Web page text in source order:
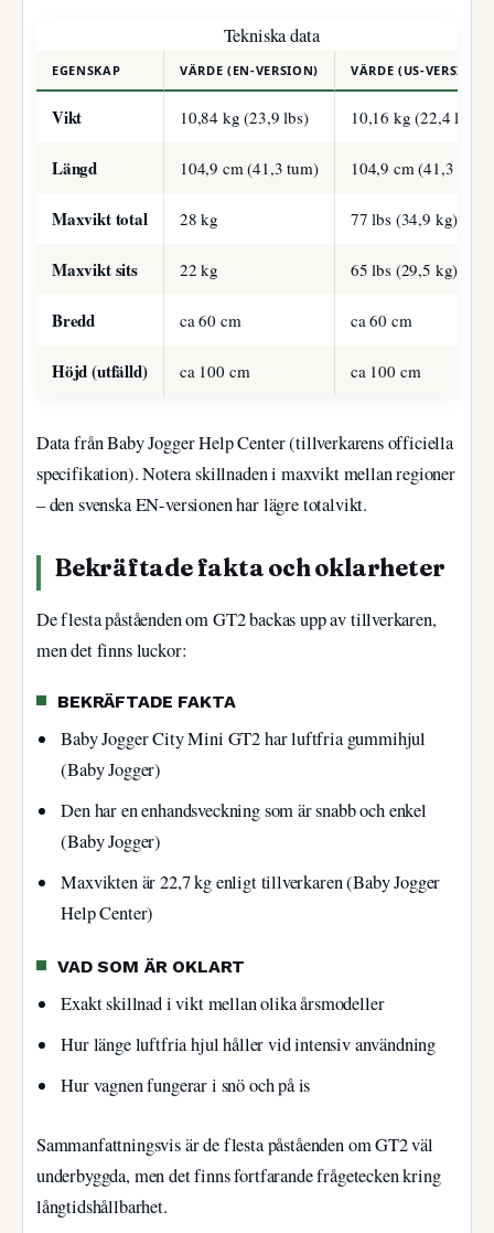
Tekniska data
EGENSKAP VÄRDE (EN-VERSION) VÄRDE (US-VERSION)
Vikt 10,84 kg (23,9 lbs) 10,16 kg (22,4 lbs)
Längd 104,9 cm (41,3 tum) 104,9 cm (41,3 tum)
Maxvikt total 28 kg 77 lbs (34,9 kg)
Maxvikt sits 22 kg 65 lbs (29,5 kg)
Bredd ca 60 cm ca 60 cm
Höjd (utfälld) ca 100 cm ca 100 cm
Data från Baby Jogger Help Center (tillverkarens officiella
specifikation). Notera skillnaden i maxvikt mellan regioner
– den svenska EN-versionen har lägre totalvikt.
Bekräftade fakta och oklarheter
De flesta påståenden om GT2 backas upp av tillverkaren,
men det finns luckor:
BEKRÄFTADE FAKTA
Baby Jogger City Mini GT2 har luftfria gummihjul
(Baby Jogger)
Den har en enhandsveckning som är snabb och enkel
(Baby Jogger)
Maxvikten är 22,7 kg enligt tillverkaren (Baby Jogger
Help Center)
VAD SOM ÄR OKLART
Exakt skillnad i vikt mellan olika årsmodeller
Hur länge luftfria hjul håller vid intensiv användning
Hur vagnen fungerar i snö och på is
Sammanfattningsvis är de flesta påståenden om GT2 väl
underbyggda, men det finns fortfarande frågetecken kring
långtidshållbarhet.